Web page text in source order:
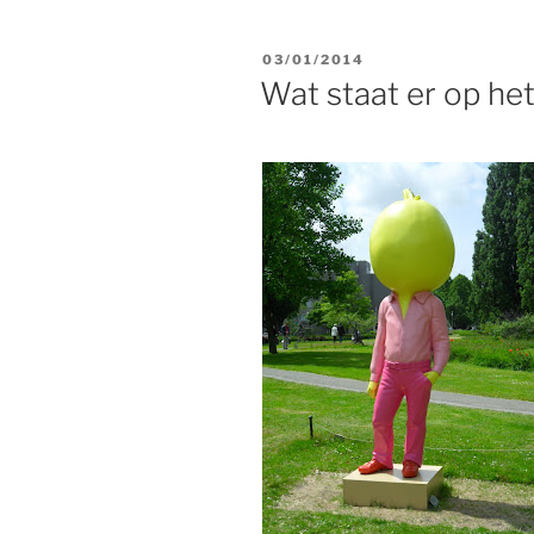
GEPLAATST
OP
03/01/2014
Wat staat er op